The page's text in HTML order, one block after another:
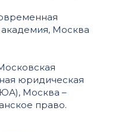
академия, Москва
юридическая
Москва –
право.